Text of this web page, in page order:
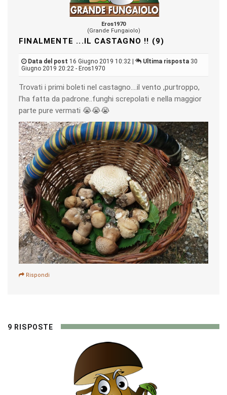
Eros1970
(Grande Fungaiolo)
FINALMENTE ...IL CASTAGNO !! (9)
Data del post 16 Giugno 2019 10:32 | Ultima risposta 30
Giugno 2019 20:22 - Eros1970
Trovati i primi boleti nel castagno....il vento ,purtroppo,
l'ha fatta da padrone..funghi screpolati e nella maggior
parte pure vermati 😭😭😭
Rispondi
9 RISPOSTE